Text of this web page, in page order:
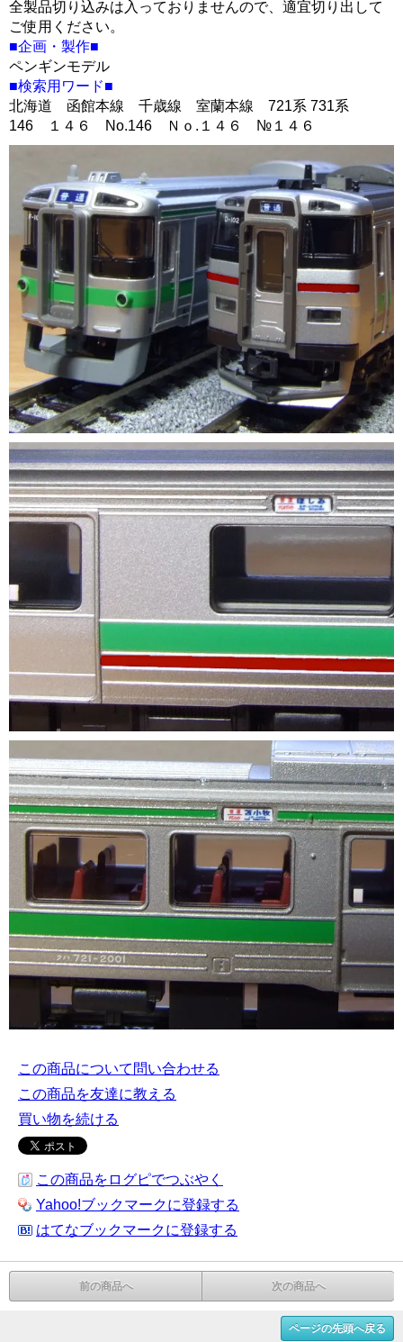
全製品切り込みは入っておりませんので、適宜切り出して
ご使用ください。
■企画・製作■
ペンギンモデル
■検索用ワード■
北海道 函館本線 千歳線 室蘭本線 721系 731系
146 １４６ No.146 Ｎｏ.１４６ №１４６
この商品について問い合わせる
この商品を友達に教える
買い物を続ける
この商品をログピでつぶやく
Yahoo!ブックマークに登録する
はてなブックマークに登録する
前の商品へ 次の商品へ
ページの先頭へ戻る